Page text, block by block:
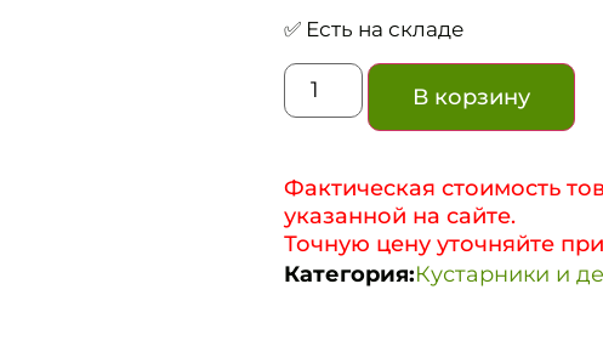
✅ Есть на складе
В корзину
Фактическая стоимость
указанной на сайте.
Точную цену уточняйте
Категория:Кустарники и